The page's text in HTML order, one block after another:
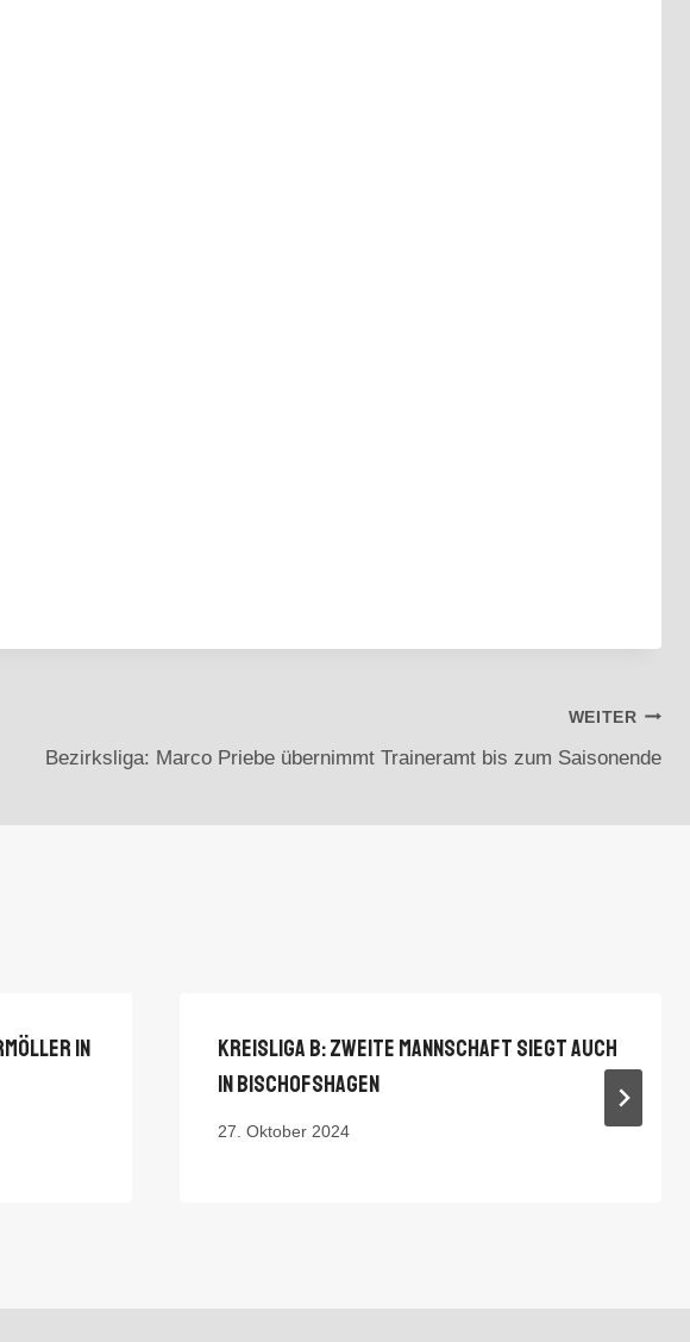
WEITER
Bezirksliga: Marco Priebe übernimmt Traineramt bis zum Saisonende
In
Kreisliga B: Zweite Mannschaft Siegt Auch
In Bischofshagen
27. Oktober 2024